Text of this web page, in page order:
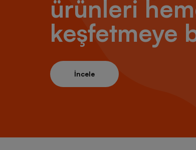
ürünleri
keşfetmeye
İncele